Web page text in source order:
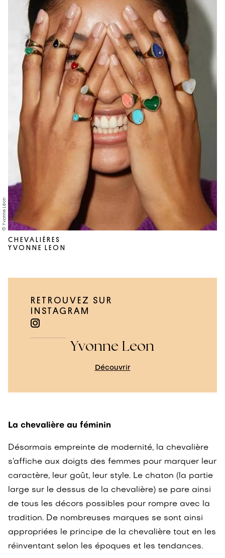
© Yvonne Léon
CHEVALIÈRES
YVONNE LEON
RETROUVEZ SUR
INSTAGRAM
Yvonne Leon
Découvrir
La chevalière au féminin
Désormais empreinte de modernité, la chevalière
s’affiche aux doigts des femmes pour marquer leur
caractère, leur goût, leur style. Le chaton (la partie
large sur le dessus de la chevalière) se pare ainsi
de tous les décors possibles pour rompre avec la
tradition. De nombreuses marques se sont ainsi
appropriées le principe de la chevalière tout en les
réinventant selon les époques et les tendances.